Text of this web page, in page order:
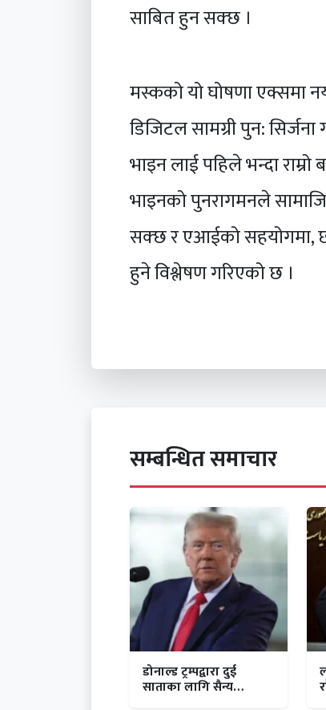
साबित हुन सक्छ ।
मस्कको यो घोषणा एक्समा
डिजिटल सामग्री पुन:
भाइन लाई पहिले भन्दा
भाइनको पुनरागमनले
सक्छ र एआईको सहयोगमा,
हुने विश्लेषण गरिएको छ ।
सम्बन्धित समाचार
डोनाल्ड ट्रम्पद्वारा दुई
साताका लागि सैन्य